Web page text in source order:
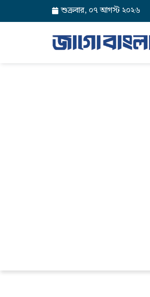
শুক্রবার, ০৭ আগস্ট ২০২৬